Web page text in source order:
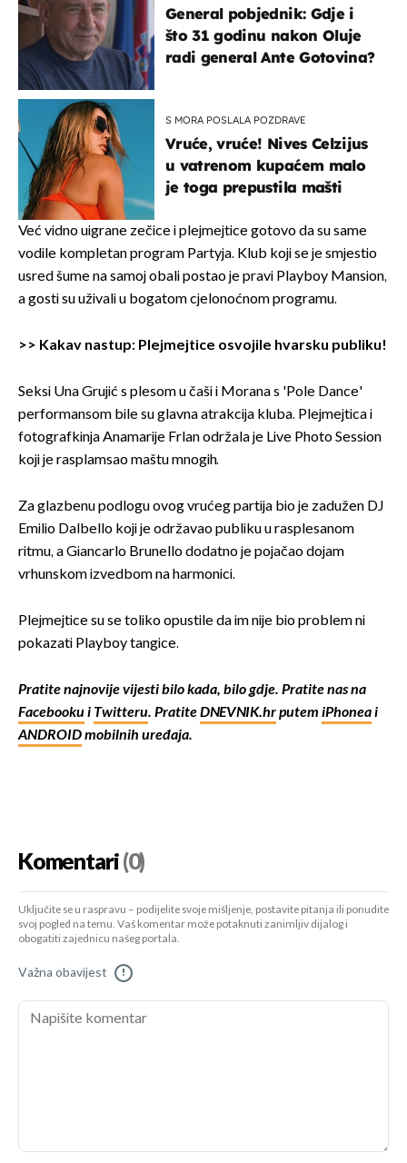
General pobjednik: Gdje i
što 31 godinu nakon Oluje
radi general Ante Gotovina?
S MORA POSLALA POZDRAVE
Vruće, vruće! Nives Celzijus
u vatrenom kupaćem malo
je toga prepustila mašti
Već vidno uigrane zečice i plejmejtice gotovo da su same
vodile kompletan program Partyja. Klub koji se je smjestio
usred šume na samoj obali postao je pravi Playboy Mansion,
a gosti su uživali u bogatom cjelonoćnom programu.
>> Kakav nastup: Plejmejtice osvojile hvarsku publiku!
Seksi Una Grujić s plesom u čaši i Morana s 'Pole Dance'
performansom bile su glavna atrakcija kluba. Plejmejtica i
fotografkinja Anamarije Frlan održala je Live Photo Session
koji je rasplamsao maštu mnogih.
Za glazbenu podlogu ovog vrućeg partija bio je zadužen DJ
Emilio Dalbello koji je održavao publiku u rasplesanom
ritmu, a Giancarlo Brunello dodatno je pojačao dojam
vrhunskom izvedbom na harmonici.
Plejmejtice su se toliko opustile da im nije bio problem ni
pokazati Playboy tangice.
Pratite najnovije vijesti bilo kada, bilo gdje. Pratite nas na
Facebookui Twitteru. PratiteDNEVNIK.hrputem iPhoneai
ANDROIDmobilnih uređaja.
Komentari(0)
Uključite se u raspravu – podijelite svoje mišljenje, postavite pitanja ili ponudite
svoj pogled na temu. Vaš komentar može potaknuti zanimljiv dijalog i
obogatiti zajednicu našeg portala.
Važna obavijest !